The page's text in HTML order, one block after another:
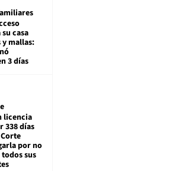
casa
mallas:
3 días
licencia
338 días
por no
sus